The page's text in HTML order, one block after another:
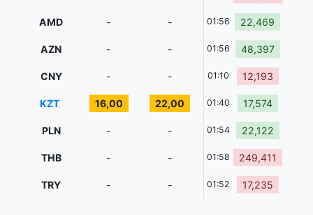
AMD - - 01:56 22,469
AZN - - 01:56 48,397
CNY - - 01:10 12,193
KZT 16,00 22,00 01:40 17,574
PLN - - 01:54 22,122
THB - - 01:58 249,411
TRY - - 01:52 17,235